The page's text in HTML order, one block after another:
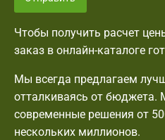
Чтобы получить расчет
заказ в онлайн-каталоге
Мы всегда предлагаем
отталкиваясь от
современные решения от
нескольких миллионов.